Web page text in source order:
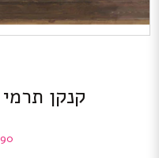
קנקן תרמי 1.5 ליטר שנהב
90